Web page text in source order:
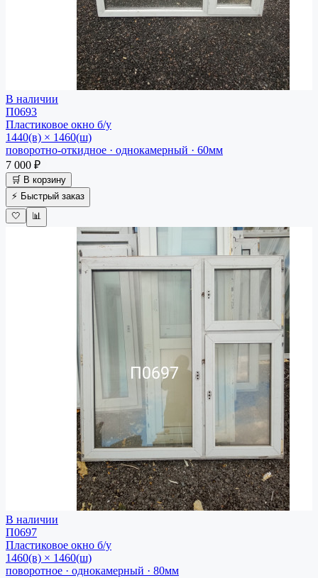
В наличии
П0693
Пластиковое окно б/у
1440(в) × 1460(ш)
поворотно-откидное · однокамерный · 60мм
7 000 ₽
🛒 В корзину
⚡ Быстрый заказ
🤍
📊
В наличии
П0697
Пластиковое окно б/у
1460(в) × 1460(ш)
поворотное · однокамерный · 80мм